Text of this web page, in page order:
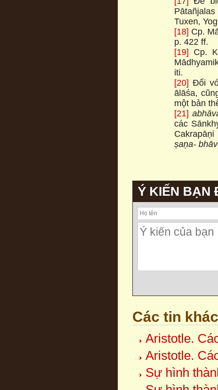
Tuxen,
[18] Cp.
p. 422 ff.
[19] Cp.
iti.
[20] Đối
ālāśa,
một bản
[21]
các
ṣaṇa-
Ý KIẾN BẠN
Các tin khác
Aristotle.
Aristotle.
Sự hình